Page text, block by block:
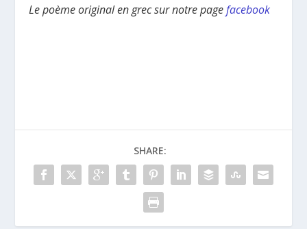
Le poème original en grec sur notre pagefacebook
SHARE: